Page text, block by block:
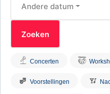
Andere datum
Concerten
Voorstellingen